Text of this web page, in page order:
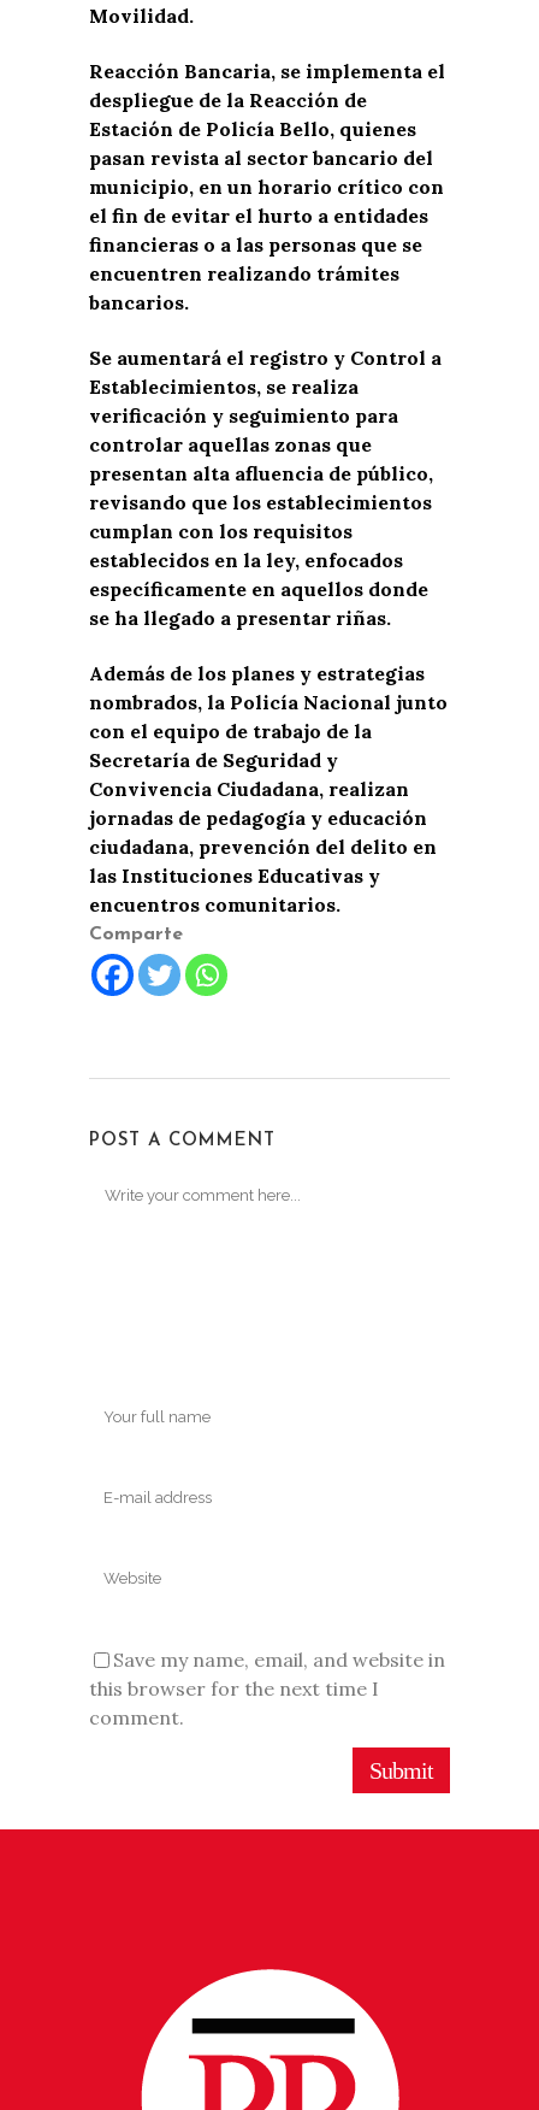
Movilidad.
Reacción Bancaria, se implementa el
despliegue de la Reacción de
Estación de Policía Bello, quienes
pasan revista al sector bancario del
municipio, en un horario crítico con
el fin de evitar el hurto a entidades
financieras o a las personas que se
encuentren realizando trámites
bancarios.
Se aumentará el registro y Control a
Establecimientos, se realiza
verificación y seguimiento para
controlar aquellas zonas que
presentan alta afluencia de público,
revisando que los establecimientos
cumplan con los requisitos
establecidos en la ley, enfocados
específicamente en aquellos donde
se ha llegado a presentar riñas.
Además de los planes y estrategias
nombrados, la Policía Nacional junto
con el equipo de trabajo de la
Secretaría de Seguridad y
Convivencia Ciudadana, realizan
jornadas de pedagogía y educación
ciudadana, prevención del delito en
las Instituciones Educativas y
encuentros comunitarios.
Comparte
POST A COMMENT
Save my name, email, and website in
this browser for the next time I
comment.